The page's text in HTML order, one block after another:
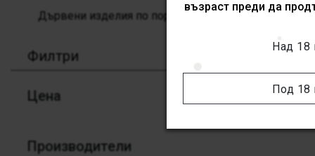
възраст преди да
Над 18
Под 18
Дървени изделия по поръчка
Филтри
Цена
Производители